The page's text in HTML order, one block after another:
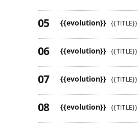
{{evolution}} {{TITLE}}
{{evolution}} {{TITLE}}
{{evolution}} {{TITLE}}
{{evolution}} {{TITLE}}